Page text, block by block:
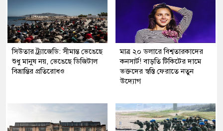
সিউতার ট্র্যাজেডি: সীমান্ত ভেঙেছে
শুধু মানুষ নয়, ভেঙেছে ডিজিটাল
বিভ্রান্তির প্রতিরোধও
মাত্র ২০ ডলারে বিশ্বতারকাদের
কনসার্ট! বাড়তি টিকিটের দামে
ভক্তদের স্বস্তি ফেরাতে নতুন
উদ্যোগ